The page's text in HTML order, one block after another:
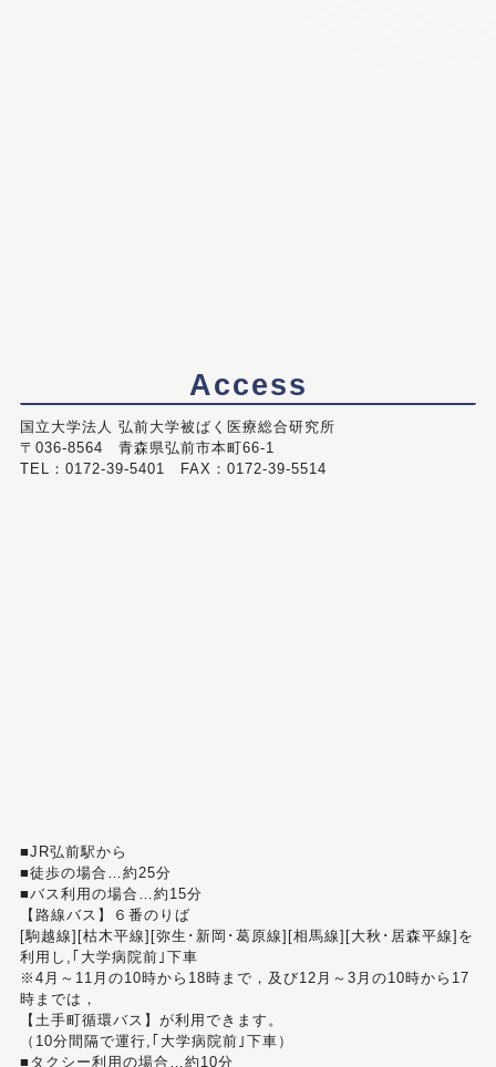
Access
国立大学法人 弘前大学被ばく医療総合研究所
〒036-8564 青森県弘前市本町66-1
TEL：0172-39-5401 FAX：0172-39-5514
■JR弘前駅から
■徒歩の場合…約25分
■バス利用の場合…約15分
【路線バス】６番のりば
[駒越線][枯木平線][弥生･新岡･葛原線][相馬線][大秋･居森平線]を
利用し,｢大学病院前｣下車
※4月～11月の10時から18時まで，及び12月～3月の10時から17
時までは，
【土手町循環バス】が利用できます。
（10分間隔で運行,｢大学病院前｣下車）
■タクシー利用の場合…約10分